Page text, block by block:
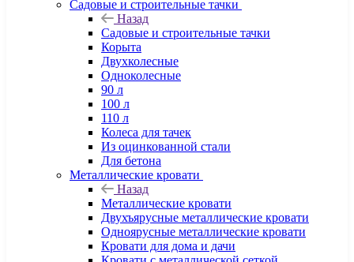
Садовые и строительные тачки
Назад
Садовые и строительные тачки
Корыта
Двухколесные
Одноколесные
90 л
100 л
110 л
Колеса для тачек
Из оцинкованной стали
Для бетона
Металлические кровати
Назад
Металлические кровати
Двухъярусные металлические кровати
Одноярусные металлические кровати
Кровати для дома и дачи